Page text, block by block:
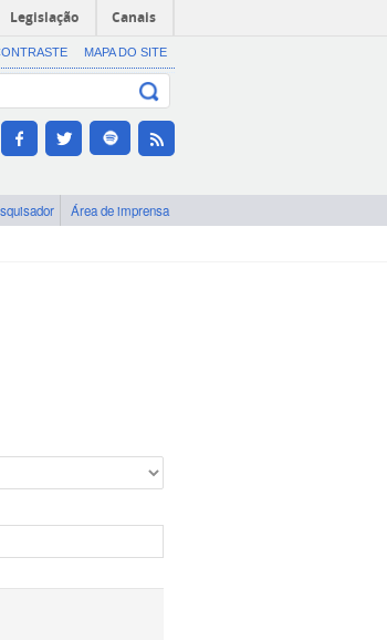
Legislação Canais
MAPA DO SITE
Área de imprensa